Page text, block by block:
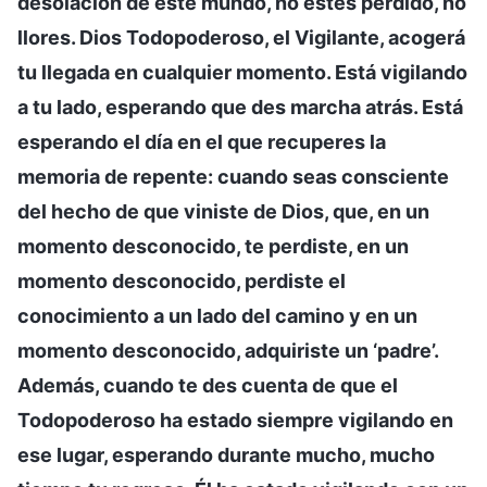
llores. Dios Todopoderoso, el Vigilante, acogerá
tu llegada en cualquier momento. Está vigilando
a tu lado, esperando que des marcha atrás. Está
esperando el día en el que recuperes la
memoria de repente: cuando seas consciente
del hecho de que viniste de Dios, que, en un
momento desconocido, te perdiste, en un
momento desconocido, perdiste el
conocimiento a un lado del camino y en un
momento desconocido, adquiriste un ‘padre’.
Además, cuando te des cuenta de que el
Todopoderoso ha estado siempre vigilando en
ese lugar, esperando durante mucho, mucho